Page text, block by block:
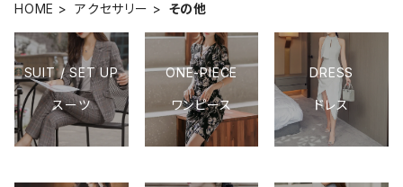
HOME アクセサリー その他
SUIT / SET UP
スーツ
ONE-PIECE
ワンピース
DRESS
ドレス